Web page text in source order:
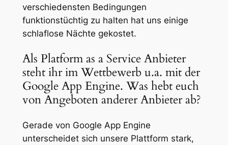
verschiedensten Bedingungen
funktionstüchtig zu halten hat uns einige
schlaflose Nächte gekostet.
Als Platform as a Service Anbieter
steht ihr im Wettbewerb u.a. mit der
Google App Engine. Was hebt euch
von Angeboten anderer Anbieter ab?
Gerade von Google App Engine
unterscheidet sich unsere Plattform stark,